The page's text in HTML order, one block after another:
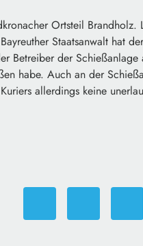
Ortsteil
Staatsanwalt hat
Betreiber der
habe. Auch an der
allerdings keine